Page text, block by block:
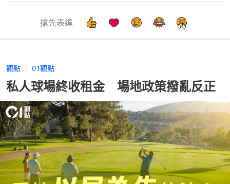
搶先表達
觀點 01觀點
私人球場終收租金 場地政策撥亂反正